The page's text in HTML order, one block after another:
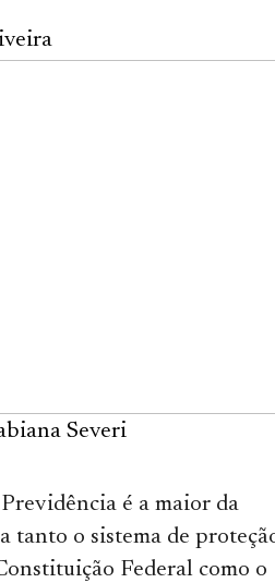
Severi
é a maior da
tanto o sistema de
Federal como o